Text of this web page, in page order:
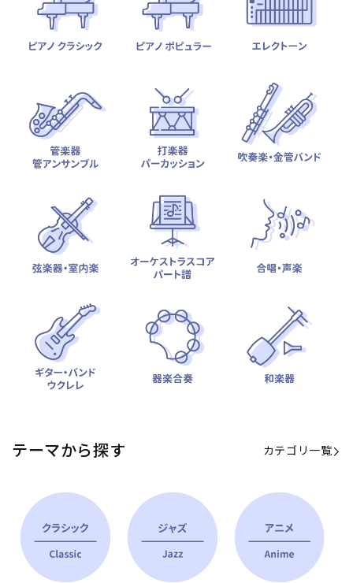
テーマから探す カテゴリ一覧